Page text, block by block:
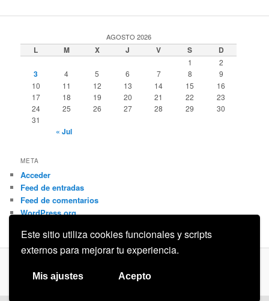
Este sitio utiliza cookies funcionales y scripts
externos para mejorar tu experiencia.
Mis ajustes Acepto
AGOSTO 2026
L M X J V S D
1 2
3 4 5 6 7 8
9
10
11 12 13 14 15
16
17
18 19 20 21 22
23
24
25 26 27 28 29
30
31
« Jul
META
Acceder
Feed de entradas
Feed de comentarios
WordPress.org
Privacidad Funciona gracias a WordPress